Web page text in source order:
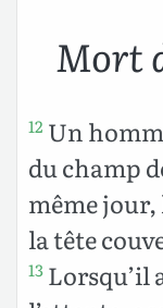
Mort
12 Un
du champ
même jour,
la tête
13 Lorsqu’il